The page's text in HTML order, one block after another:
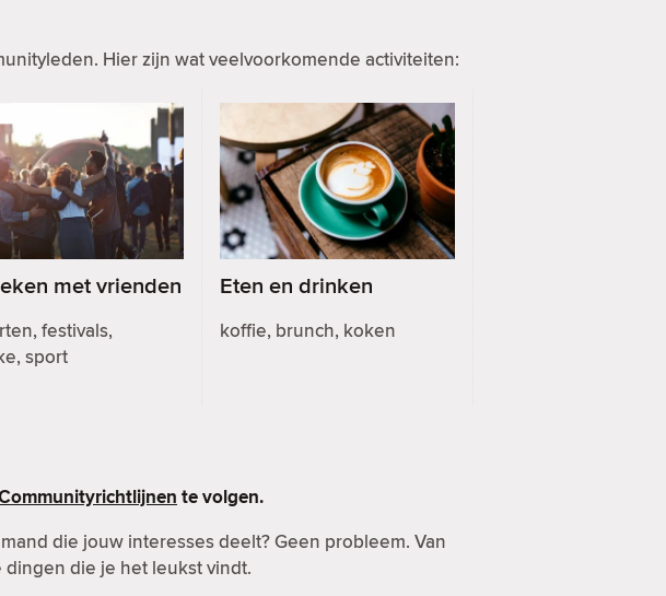
Hier zijn wat veelvoorkomende activiteiten:
met vrienden
festivals,
sport
Eten en drinken
koffie, brunch, koken
te volgen.
die jouw interesses deelt? Geen probleem. Van
die je het leukst vindt.